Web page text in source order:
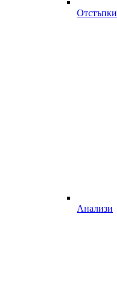
Отстъпки
Анализи